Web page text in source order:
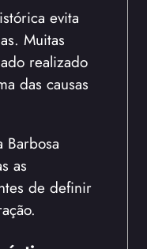
evita
Muitas
realizado
das causas
Barbosa
as
de definir